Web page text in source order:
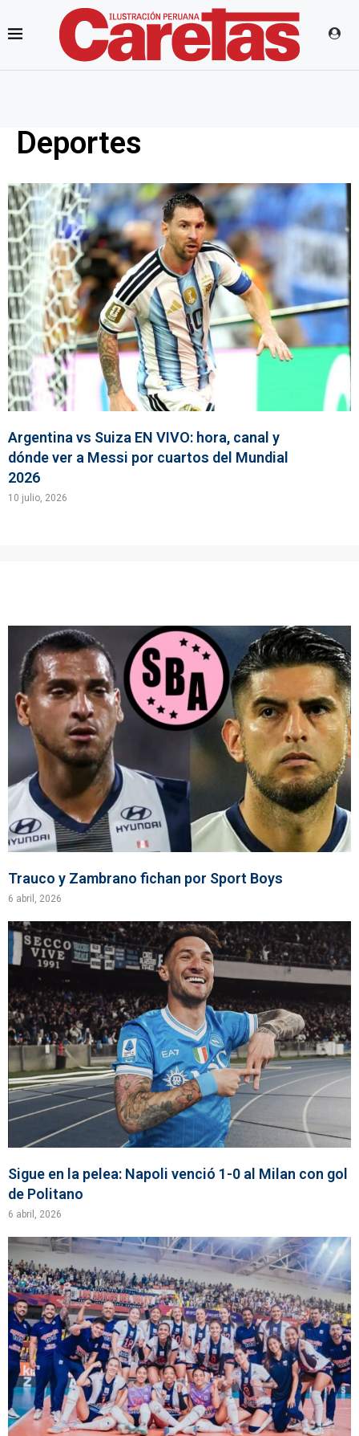
Deportes
Argentina vs Suiza EN VIVO: hora, canal y
dónde ver a Messi por cuartos del Mundial
2026
10 julio, 2026
Trauco y Zambrano fichan por Sport Boys
6 abril, 2026
Sigue en la pelea: Napoli venció 1-0 al Milan con gol
de Politano
6 abril, 2026